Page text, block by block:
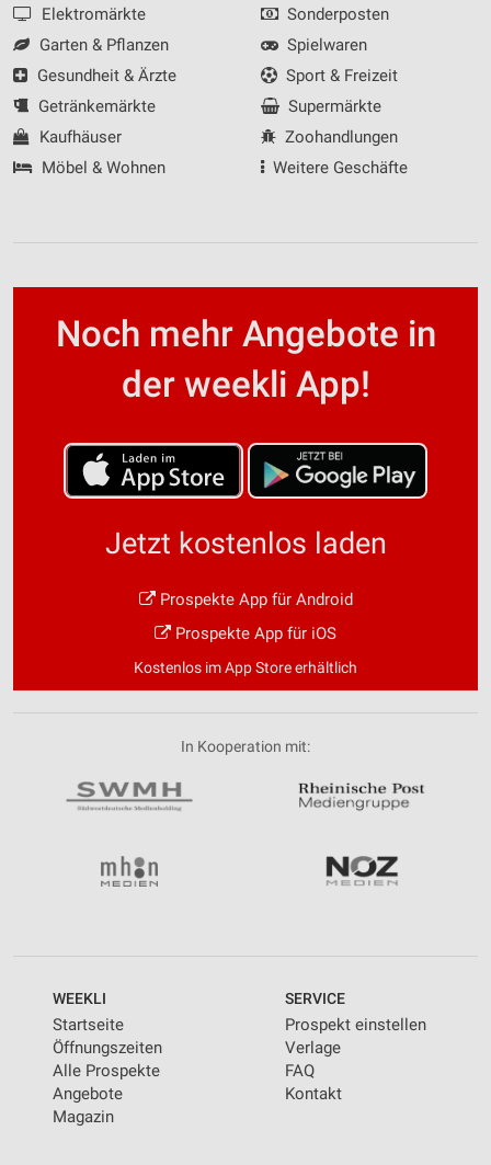
Elektromärkte
Garten & Pflanzen
Gesundheit & Ärzte
Getränkemärkte
Kaufhäuser
Möbel & Wohnen
Sonderposten
Spielwaren
Sport & Freizeit
Supermärkte
Zoohandlungen
Weitere Geschäfte
Noch mehr Angebote in
der weekli App!
Jetzt kostenlos laden
Prospekte App für Android
Prospekte App für iOS
Kostenlos im App Store erhältlich
In Kooperation mit:
WEEKLI
Startseite
Öffnungszeiten
Alle Prospekte
Angebote
Magazin
SERVICE
Prospekt einstellen
Verlage
FAQ
Kontakt